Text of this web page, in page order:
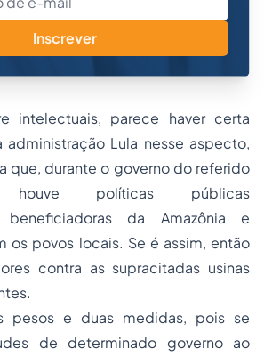
Inscrever
intelectuais, parece haver certa
Lula nesse aspecto,
que, durante o governo do referido
houve políticas públicas
beneficiadoras da Amazônia e
os povos locais. Se é assim, então
contra as supracitadas usinas
pesos e duas medidas, pois se
de determinado governo ao